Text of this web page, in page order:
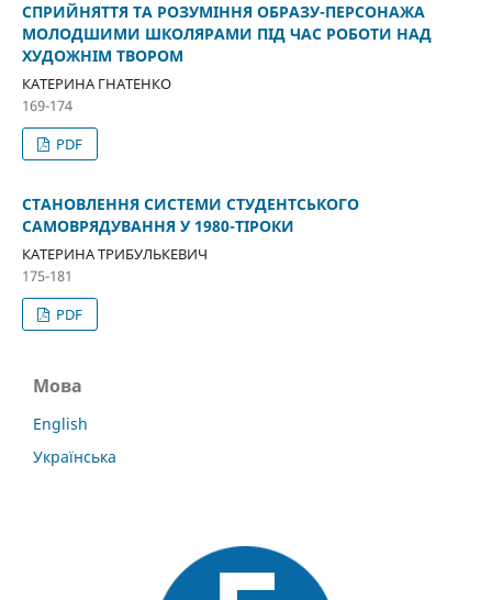
СПРИЙНЯТТЯ ТА РОЗУМІННЯ ОБРАЗУ-ПЕРСОНАЖА
МОЛОДШИМИ ШКОЛЯРАМИ ПІД ЧАС РОБОТИ НАД
ХУДОЖНІМ ТВОРОМ
КАТЕРИНА ГНАТЕНКО
169-174
PDF
СТАНОВЛЕННЯ СИСТЕМИ СТУДЕНТСЬКОГО
САМОВРЯДУВАННЯ У 1980-ТІРОКИ
КАТЕРИНА ТРИБУЛЬКЕВИЧ
175-181
PDF
Мова
English
Українська